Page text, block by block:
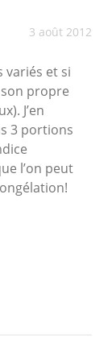
3 août 2012
variés et si
propre
J’en
3 portions
l’on peut